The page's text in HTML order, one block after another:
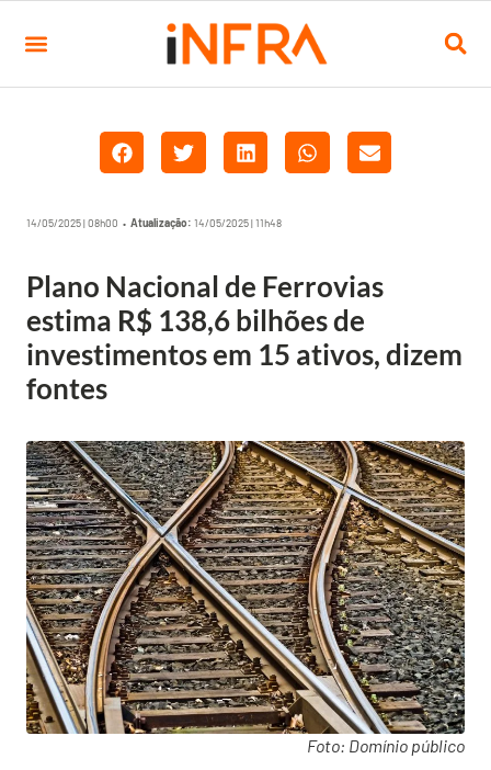
14/05/2025 | 08h00 • Atualização: 14/05/2025 | 11h48
Plano Nacional de Ferrovias
estima R$ 138,6 bilhões de
investimentos em 15 ativos, dizem
fontes
Foto: Domínio público